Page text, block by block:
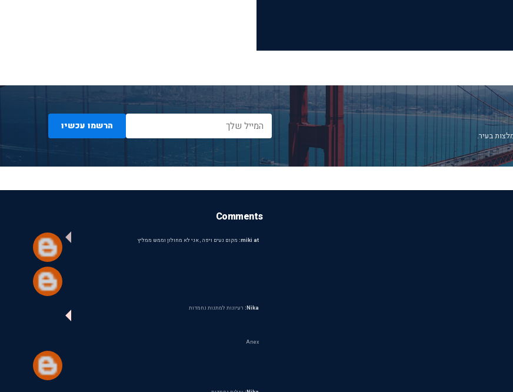
בעיר.
הרשמו עכשיו
Comments
miki at: מקום נעים ויפה , אני לא מחולון וממש ממליץ
Nika: רעיונות למתנות נחמדות
Anex